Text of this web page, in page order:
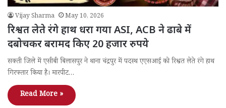
Vijay Sharma May 10, 2026
रिश्वत लेते रंगे हाथ धरा गया ASI, ACB ने ढाबे में
दबोचकर बरामद किए 20 हजार रुपये
सक्ती जिले में एसीबी बिलासपुर ने थाना चंद्रपुर में पदस्थ एएसआई को रिश्वत लेते रंगे हाथ
गिरफ्तार किया है। मारपीट…
Read More »